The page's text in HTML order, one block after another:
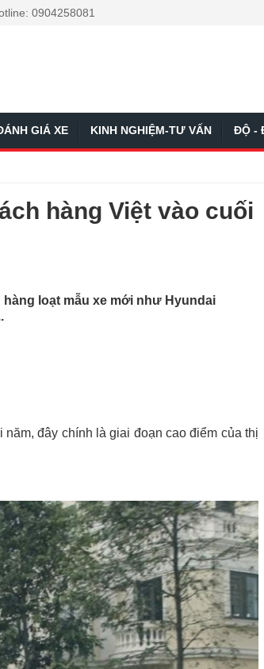
0904258081
GIÁ XE KINH NGHIỆM-TƯ VẤN ĐỘ -
hàng Việt vào cuối
loạt mẫu xe mới như Hyundai
đây chính là giai đoạn cao điểm của thị